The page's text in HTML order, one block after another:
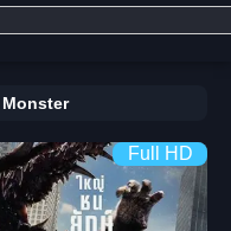
Full HD